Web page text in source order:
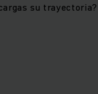
su trayectoria?